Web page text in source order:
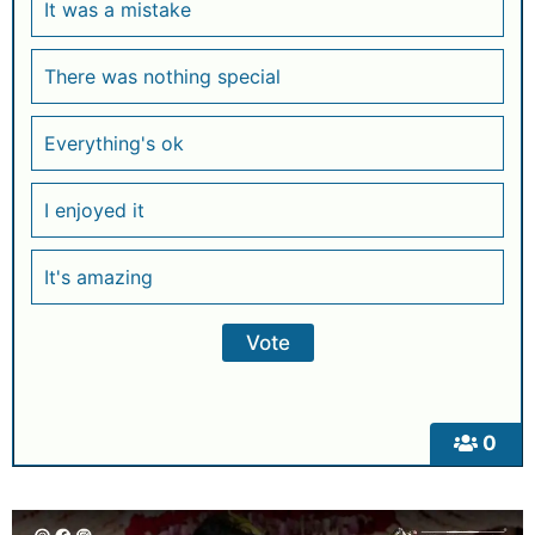
0
It was a mistake
There was nothing special
Everything's ok
I enjoyed it
It's amazing